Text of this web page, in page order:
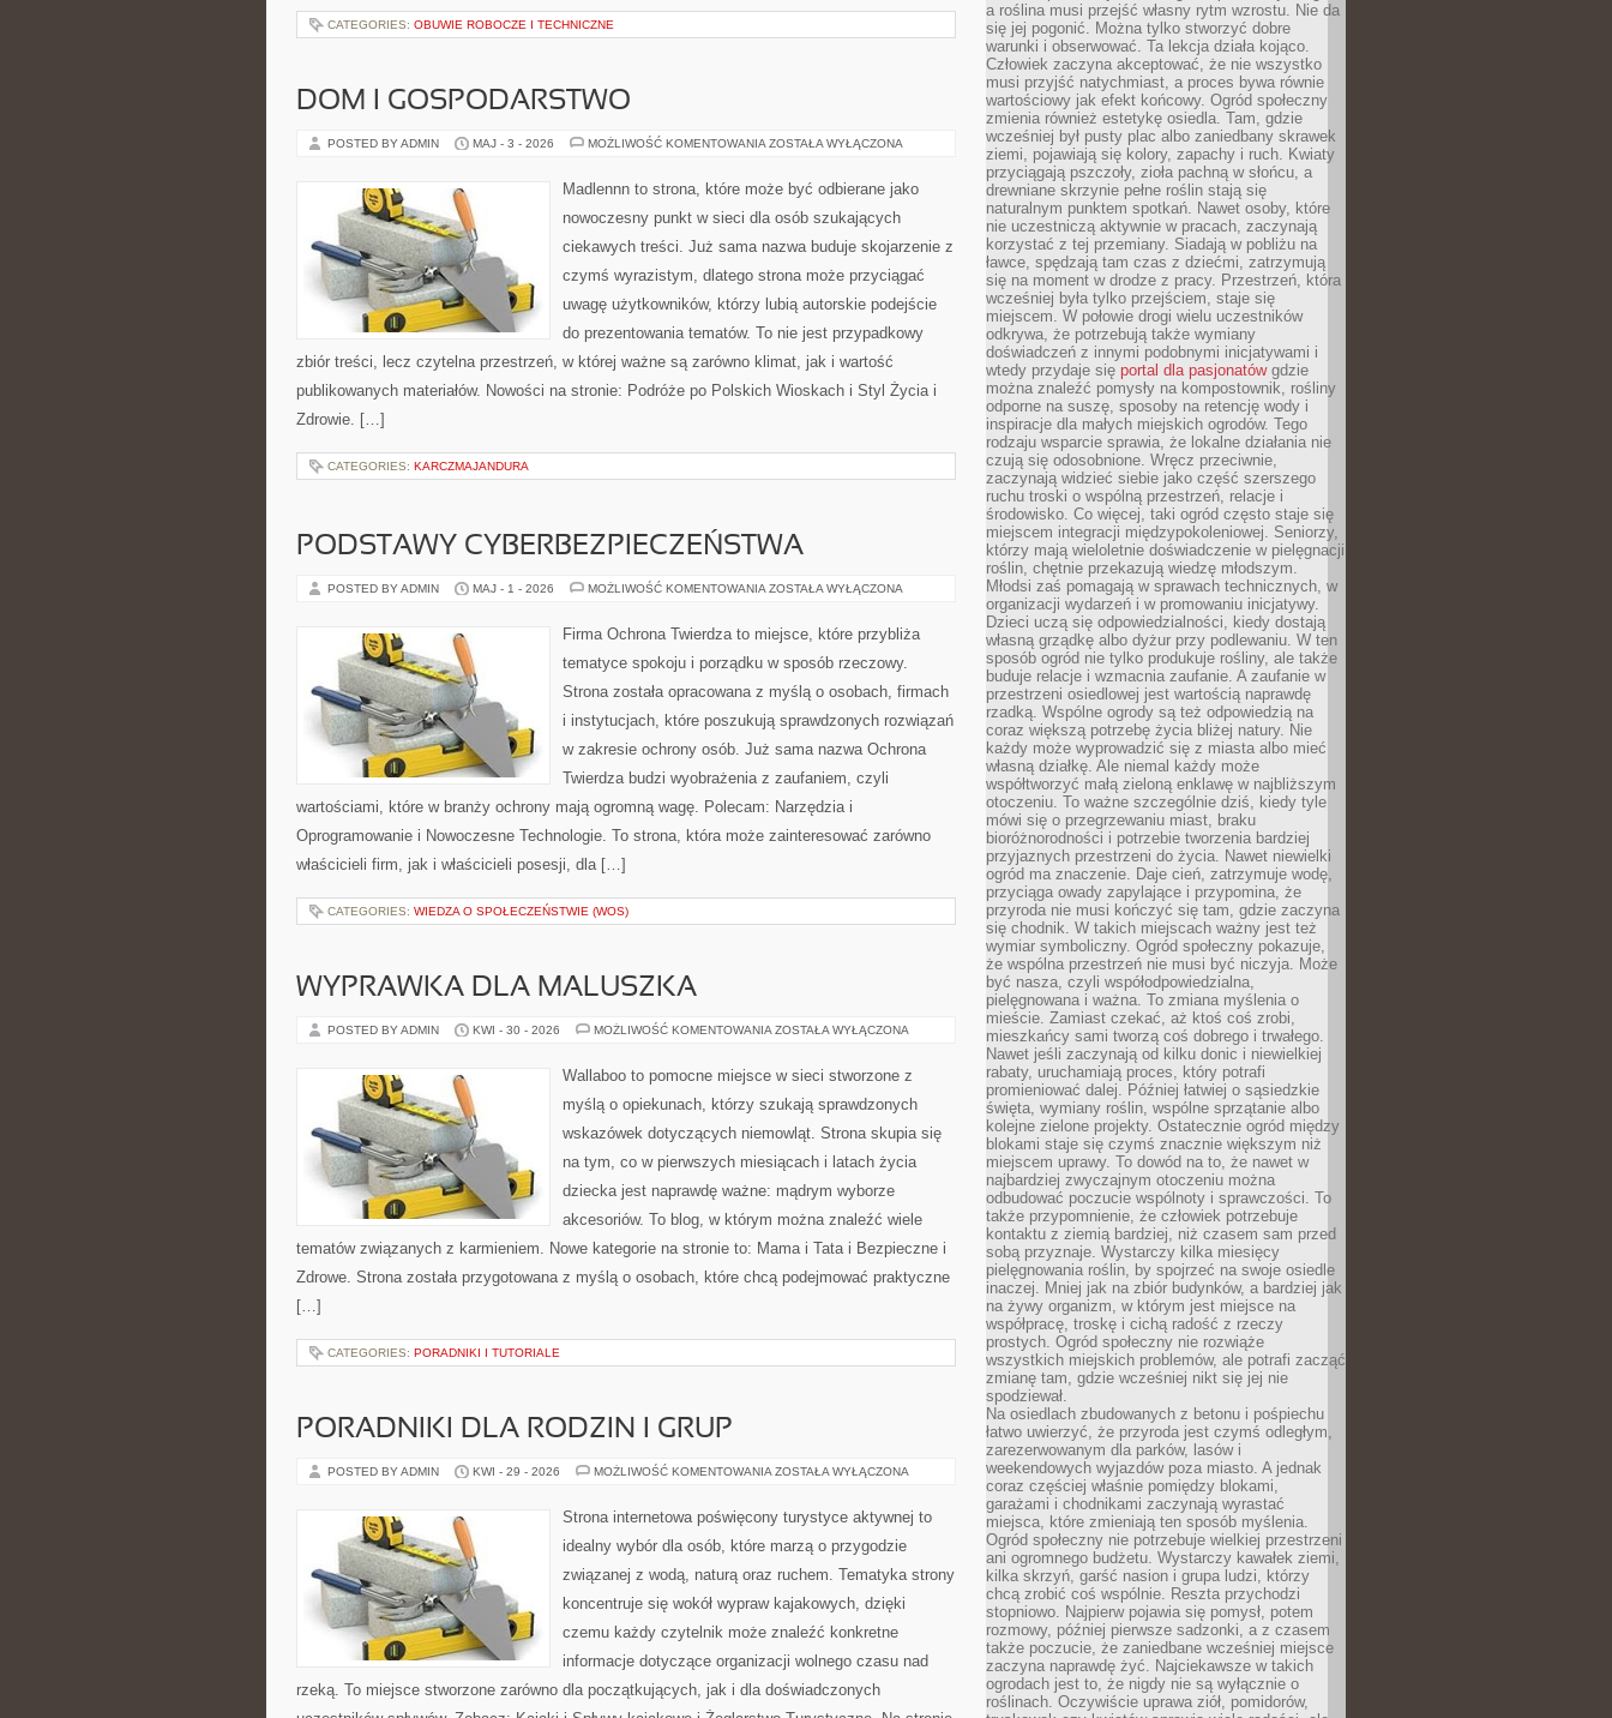
CATEGORIES: OBUWIE ROBOCZE I TECHNICZNE
DOM I GOSPODARSTWO
POSTED BY ADMIN MAJ - 3 - 2026 MOŻLIWOŚĆ KOMENTOWANIA DOM
ZOSTAŁA WYŁĄCZONA
Madlennn to strona, które może być odbierane jako
nowoczesny punkt w sieci dla osób szukających
ciekawych treści. Już sama nazwa buduje skojarzenie z
czymś wyrazistym, dlatego strona może przyciągać
uwagę użytkowników, którzy lubią autorskie podejście
do prezentowania tematów. To nie jest przypadkowy
zbiór treści, lecz czytelna przestrzeń, w której ważne są zarówno klimat, jak i wartość
publikowanych materiałów. Nowości na stronie: Podróże po Polskich Wioskach i Styl Życia i
Zdrowie. […]
CATEGORIES: KARCZMAJANDURA
PODSTAWY CYBERBEZPIECZEŃSTWA
POSTED BY ADMIN MAJ - 1 - 2026 MOŻLIWOŚĆ KOMENTOWANIA PODSTAWY
ZOSTAŁA WYŁĄCZONA
Firma Ochrona Twierdza to miejsce, które przybliża
tematyce spokoju i porządku w sposób rzeczowy.
Strona została opracowana z myślą o osobach, firmach
i instytucjach, które poszukują sprawdzonych rozwiązań
w zakresie ochrony osób. Już sama nazwa Ochrona
Twierdza budzi wyobrażenia z zaufaniem, czyli
wartościami, które w branży ochrony mają ogromną wagę. Polecam: Narzędzia i
Oprogramowanie i Nowoczesne Technologie. To strona, która może zainteresować zarówno
właścicieli firm, jak i właścicieli posesji, dla […]
CATEGORIES: WIEDZA O SPOŁECZEŃSTWIE (WOS)
WYPRAWKA DLA MALUSZKA
POSTED BY ADMIN KWI - 30 - 2026 MOŻLIWOŚĆ KOMENTOWANIA WYPRAWKA
ZOSTAŁA WYŁĄCZONA
Wallaboo to pomocne miejsce w sieci stworzone z
myślą o opiekunach, którzy szukają sprawdzonych
wskazówek dotyczących niemowląt. Strona skupia się
na tym, co w pierwszych miesiącach i latach życia
dziecka jest naprawdę ważne: mądrym wyborze
akcesoriów. To blog, w którym można znaleźć wiele
tematów związanych z karmieniem. Nowe kategorie na stronie to: Mama i Tata i Bezpieczne i
Zdrowe. Strona została przygotowana z myślą o osobach, które chcą podejmować praktyczne
[…]
CATEGORIES: PORADNIKI I TUTORIALE
PORADNIKI DLA RODZIN I GRUP
POSTED BY ADMIN KWI - 29 - 2026 MOŻLIWOŚĆ KOMENTOWANIA PORADNIKI
GRUP
ZOSTAŁA WYŁĄCZONA
Strona internetowa poświęcony turystyce aktywnej to
idealny wybór dla osób, które marzą o przygodzie
związanej z wodą, naturą oraz ruchem. Tematyka strony
koncentruje się wokół wypraw kajakowych, dzięki
czemu każdy czytelnik może znaleźć konkretne
informacje dotyczące organizacji wolnego czasu nad
rzeką. To miejsce stworzone zarówno dla początkujących, jak i dla doświadczonych
a roślina musi przejść własny rytm wzrostu. Nie da
się jej pogonić. Można tylko stworzyć dobre
warunki i obserwować. Ta lekcja działa kojąco.
Człowiek zaczyna akceptować, że nie wszystko
musi przyjść natychmiast, a proces bywa równie
wartościowy jak efekt końcowy. Ogród społeczny
zmienia również estetykę osiedla. Tam, gdzie
wcześniej był pusty plac albo zaniedbany skrawek
ziemi, pojawiają się kolory, zapachy i ruch. Kwiaty
przyciągają pszczoły, zioła pachną w słońcu, a
drewniane skrzynie pełne roślin stają się
naturalnym punktem spotkań. Nawet osoby, które
nie uczestniczą aktywnie w pracach, zaczynają
korzystać z tej przemiany. Siadają w pobliżu na
ławce, spędzają tam czas z dziećmi, zatrzymują
się na moment w drodze z pracy. Przestrzeń, która
wcześniej była tylko przejściem, staje się
miejscem. W połowie drogi wielu uczestników
odkrywa, że potrzebują także wymiany
doświadczeń z innymi podobnymi inicjatywami i
wtedy przydaje się portal dla pasjonatówgdzie
można znaleźć pomysły na kompostownik, rośliny
odporne na suszę, sposoby na retencję wody i
inspiracje dla małych miejskich ogrodów. Tego
rodzaju wsparcie sprawia, że lokalne działania nie
czują się odosobnione. Wręcz przeciwnie,
zaczynają widzieć siebie jako część szerszego
ruchu troski o wspólną przestrzeń, relacje i
środowisko. Co więcej, taki ogród często staje się
miejscem integracji międzypokoleniowej. Seniorzy,
którzy mają wieloletnie doświadczenie w pielęgnacji
roślin, chętnie przekazują wiedzę młodszym.
Młodsi zaś pomagają w sprawach technicznych, w
organizacji wydarzeń i w promowaniu inicjatywy.
Dzieci uczą się odpowiedzialności, kiedy dostają
własną grządkę albo dyżur przy podlewaniu. W ten
sposób ogród nie tylko produkuje rośliny, ale także
buduje relacje i wzmacnia zaufanie. A zaufanie w
przestrzeni osiedlowej jest wartością naprawdę
rzadką. Wspólne ogrody są też odpowiedzią na
coraz większą potrzebę życia bliżej natury. Nie
każdy może wyprowadzić się z miasta albo mieć
własną działkę. Ale niemal każdy może
współtworzyć małą zieloną enklawę w najbliższym
otoczeniu. To ważne szczególnie dziś, kiedy tyle
mówi się o przegrzewaniu miast, braku
bioróżnorodności i potrzebie tworzenia bardziej
przyjaznych przestrzeni do życia. Nawet niewielki
ogród ma znaczenie. Daje cień, zatrzymuje wodę,
przyciąga owady zapylające i przypomina, że
przyroda nie musi kończyć się tam, gdzie zaczyna
się chodnik. W takich miejscach ważny jest też
wymiar symboliczny. Ogród społeczny pokazuje,
że wspólna przestrzeń nie musi być niczyja. Może
być nasza, czyli współodpowiedzialna,
pielęgnowana i ważna. To zmiana myślenia o
mieście. Zamiast czekać, aż ktoś coś zrobi,
mieszkańcy sami tworzą coś dobrego i trwałego.
Nawet jeśli zaczynają od kilku donic i niewielkiej
rabaty, uruchamiają proces, który potrafi
promieniować dalej. Później łatwiej o sąsiedzkie
święta, wymiany roślin, wspólne sprzątanie albo
kolejne zielone projekty. Ostatecznie ogród między
blokami staje się czymś znacznie większym niż
miejscem uprawy. To dowód na to, że nawet w
najbardziej zwyczajnym otoczeniu można
odbudować poczucie wspólnoty i sprawczości. To
także przypomnienie, że człowiek potrzebuje
kontaktu z ziemią bardziej, niż czasem sam przed
sobą przyznaje. Wystarczy kilka miesięcy
pielęgnowania roślin, by spojrzeć na swoje osiedle
inaczej. Mniej jak na zbiór budynków, a bardziej jak
na żywy organizm, w którym jest miejsce na
współpracę, troskę i cichą radość z rzeczy
prostych. Ogród społeczny nie rozwiąże
wszystkich miejskich problemów, ale potrafi zacząć
zmianę tam, gdzie wcześniej nikt się jej nie
spodziewał.
Na osiedlach zbudowanych z betonu i pośpiechu
łatwo uwierzyć, że przyroda jest czymś odległym,
zarezerwowanym dla parków, lasów i
weekendowych wyjazdów poza miasto. A jednak
coraz częściej właśnie pomiędzy blokami,
garażami i chodnikami zaczynają wyrastać
miejsca, które zmieniają ten sposób myślenia.
Ogród społeczny nie potrzebuje wielkiej przestrzeni
ani ogromnego budżetu. Wystarczy kawałek ziemi,
kilka skrzyń, garść nasion i grupa ludzi, którzy
chcą zrobić coś wspólnie. Reszta przychodzi
stopniowo. Najpierw pojawia się pomysł, potem
rozmowy, później pierwsze sadzonki, a z czasem
także poczucie, że zaniedbane wcześniej miejsce
zaczyna naprawdę żyć. Najciekawsze w takich
ogrodach jest to, że nigdy nie są wyłącznie o
roślinach. Oczywiście uprawa ziół, pomidorów,